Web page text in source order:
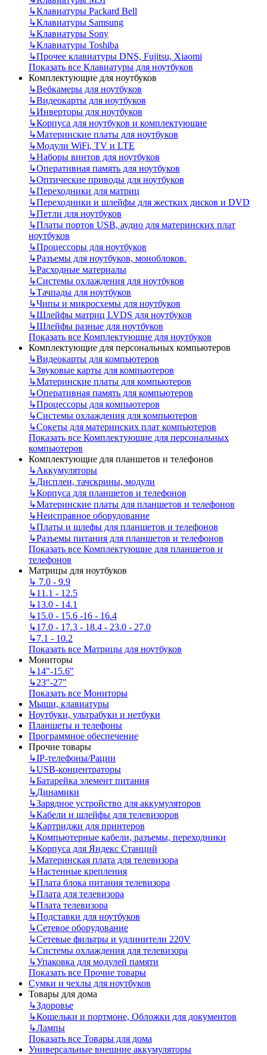
↳Клавиатуры Packard Bell
↳Клавиатуры Samsung
↳Клавиатуры Sony
↳Клавиатуры Toshiba
↳Прочее клавиатуры DNS, Fujitsu, Xiaomi
Показать все Клавиатуры для ноутбуков
Комплектующие для ноутбуков
↳Вебкамеры для ноутбуков
↳Видеокарты для ноутбуков
↳Инверторы для ноутбуков
↳Корпуса для ноутбуков и комплектующие
↳Материнские платы для ноутбуков
↳Модули WiFi, TV и LTE
↳Наборы винтов для ноутбуков
↳Оперативная память для ноутбуков
↳Оптические приводы для ноутбуков
↳Переходники для матриц
↳Переходники и шлейфы для жестких дисков и DVD
↳Петли для ноутбуков
↳Платы портов USB, аудио для материнских плат
ноутбуков
↳Процессоры для ноутбуков
↳Разъемы для ноутбуков, моноблоков.
↳Расходные материалы
↳Системы охлаждения для ноутбуков
↳Тачпады для ноутбуков
↳Чипы и микросхемы для ноутбуков
↳Шлейфы матриц LVDS для ноутбуков
↳Шлейфы разные для ноутбуков
Показать все Комплектующие для ноутбуков
Комплектующие для персональных компьютеров
↳Видеокарты для компьютеров
↳Звуковые карты для компьютеров
↳Материнские платы для компьютеров
↳Оперативная память для компьютеров
↳Процессоры для компьютеров
↳Системы охлаждения для компьютеров
↳Сокеты для материнских плат компьютеров
Показать все Комплектующие для персональных
компьютеров
Комплектующие для планшетов и телефонов
↳Аккумуляторы
↳Дисплеи, тачскрины, модули
↳Корпуса для планшетов и телефонов
↳Материнские платы для планшетов и телефонов
↳Неисправное оборудование
↳Платы и шлефы для планшетов и телефонов
↳Разъемы питания для планшетов и телефонов
Показать все Комплектующие для планшетов и
телефонов
Матрицы для ноутбуков
↳ 7.0 - 9.9
↳11.1 - 12.5
↳13.0 - 14.1
↳15.0 - 15.6 -16 - 16.4
↳17.0 - 17.3 - 18.4 - 23.0 - 27.0
↳7.1 - 10.2
Показать все Матрицы для ноутбуков
Мониторы
↳14"-15.6"
↳23"-27"
Показать все Мониторы
Мыши, клавиатуры
Ноутбуки, ультрабуки и нетбуки
Планшеты и телефоны
Программное обеспечение
Прочие товары
↳IP‑телефоны/Рации
↳USB-концентраторы
↳Батарейка элемент питания
↳Динамики
↳Зарядное устройство для аккумуляторов
↳Кабели и шлейфы для телевизоров
↳Картриджи для принтеров
↳Компьютерные кабели, разъемы, переходники
↳Корпуса для Яндекс Станций
↳Материнская плата для телевизора
↳Настенные крепления
↳Плата блока питания телевизора
↳Плата для телевизора
↳Плата телевизора
↳Подставки для ноутбуков
↳Сетевое оборудование
↳Сетевые фильтры и удлинители 220V
↳Системы охлаждения для телевизора
↳Упаковка для модулей памяти
Показать все Прочие товары
Сумки и чехлы для ноутбуков
Товары для дома
↳Здоровье
↳Кошельки и портмоне, Обложки для документов
↳Лампы
Показать все Товары для дома
Универсальные внешние аккумуляторы